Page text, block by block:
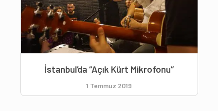
İstanbul’da “Açık Kürt Mikrofonu”
1 Temmuz 2019